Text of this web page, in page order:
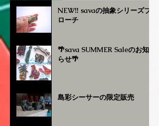
NEW‼︎ savaの抽象シリーズブ
ローチ
🌴sava SUMMER Saleのお知
らせ🌴
島彩シーサーの限定販売